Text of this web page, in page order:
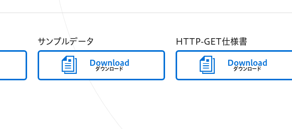
サンプルデータ
Download
ダウンロード
HTTP-GET仕様書
Download
ダウンロード